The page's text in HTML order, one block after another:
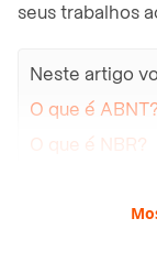
seus trabalhos
Neste artigo
O que é
O que é NBR?
NBR